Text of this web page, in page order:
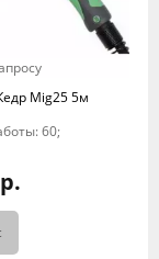
Mig25 5м
60;